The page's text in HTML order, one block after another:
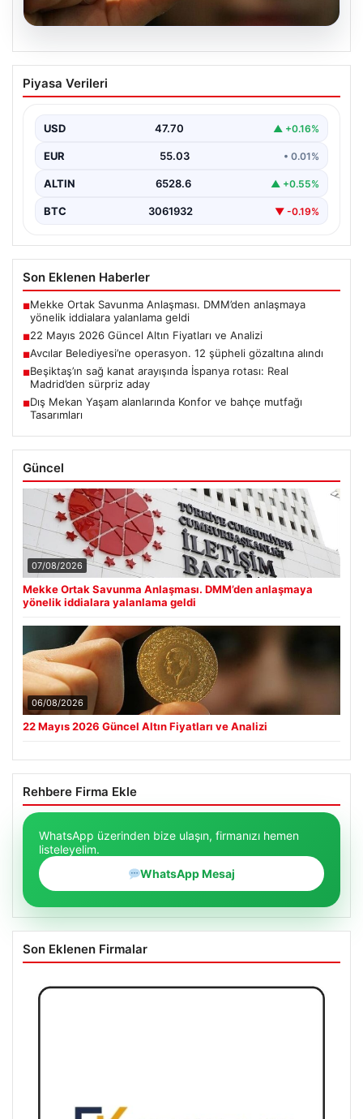
06.08.2026
22 Mayıs 2026 Güncel Altın Fiyatları ve
Analizi
hareketlilik yatırımcıların ve ilgili piyasa uzmanlarının
en…
Piyasa Verileri
USD 47.70 ▲ +0.16%
EUR 55.03 • 0.01%
ALTIN 6528.6 ▲ +0.55%
BTC 3061932 ▼ -0.19%
Son Eklenen Haberler
■Mekke Ortak Savunma Anlaşması. DMM’den anlaşmaya
yönelik iddialara yalanlama geldi
■22 Mayıs 2026 Güncel Altın Fiyatları ve Analizi
■Avcılar Belediyesi’ne operasyon. 12 şüpheli gözaltına alındı
■Beşiktaş’ın sağ kanat arayışında İspanya rotası: Real
Madrid’den sürpriz aday
■Dış Mekan Yaşam alanlarında Konfor ve bahçe mutfağı
Tasarımları
Güncel
07/08/2026
Mekke Ortak Savunma Anlaşması. DMM’den anlaşmaya
yönelik iddialara yalanlama geldi
06/08/2026
22 Mayıs 2026 Güncel Altın Fiyatları ve Analizi
Rehbere Firma Ekle
WhatsApp üzerinden bize ulaşın, firmanızı hemen
listeleyelim.
WhatsApp Mesaj
Son Eklenen Firmalar